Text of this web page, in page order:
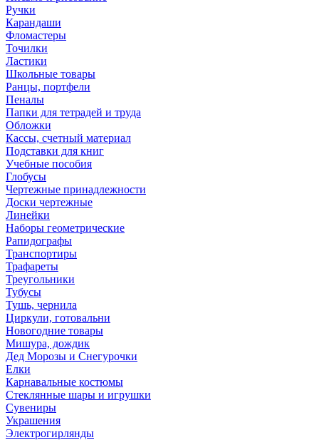
Ручки
Карандаши
Фломастеры
Точилки
Ластики
Школьные товары
Ранцы, портфели
Пеналы
Папки для тетрадей и труда
Обложки
Кассы, счетный материал
Подставки для книг
Учебные пособия
Глобусы
Чертежные принадлежности
Доски чертежные
Линейки
Наборы геометрические
Рапидографы
Транспортиры
Трафареты
Треугольники
Тубусы
Тушь, чернила
Циркули, готовальни
Новогодние товары
Мишура, дождик
Дед Морозы и Снегурочки
Елки
Карнавальные костюмы
Стеклянные шары и игрушки
Сувениры
Украшения
Электрогирлянды